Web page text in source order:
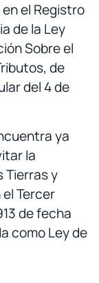
en el Registro
de la Ley
Sobre el
de
del 4 de
ya
la
Tierras y
Tercer
de fecha
como Ley de